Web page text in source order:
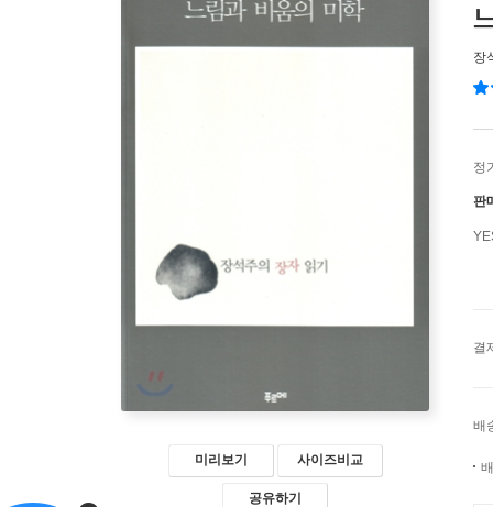
미리보기 사이즈비교
공유하기
장
정
판
결
배